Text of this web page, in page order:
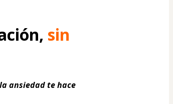
sin
ansiedad te hace